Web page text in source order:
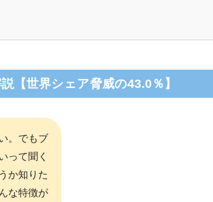
【世界シェア脅威の43.0％】
。でもブ
って聞く
か知りた
な特徴が